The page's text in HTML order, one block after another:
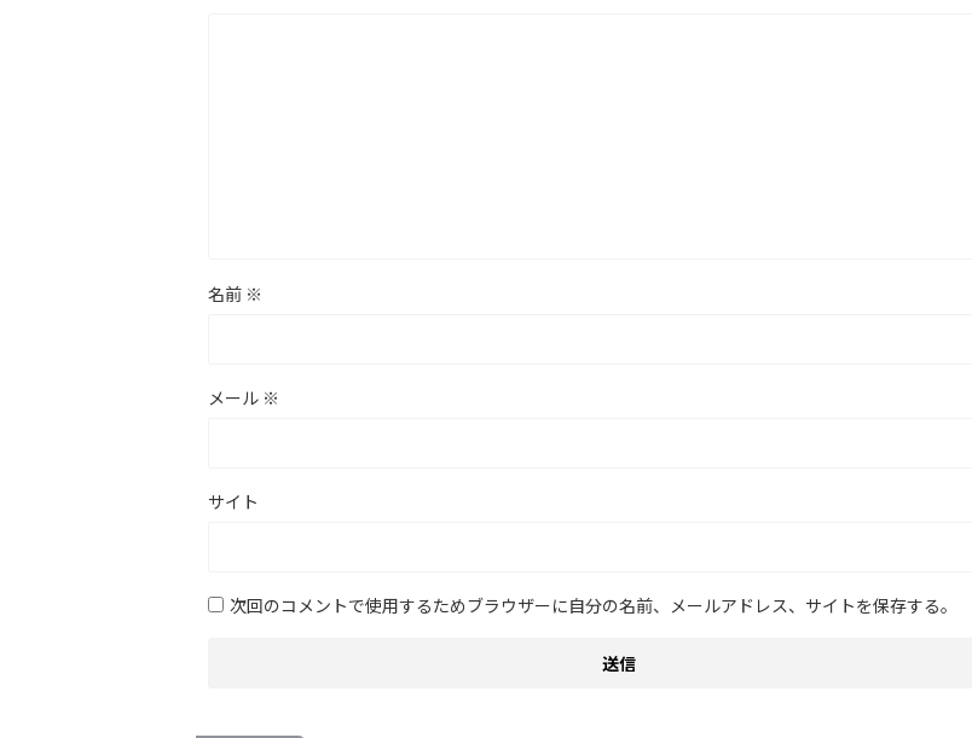
名前 ※
メール ※
サイト
次回のコメントで使用するためブラウザーに自分の名前、メールアドレス、サイトを保存する。